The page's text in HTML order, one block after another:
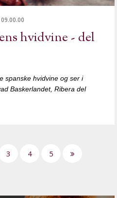
09.00.00
hvidvine - del
spanske hvidvine og ser i
Baskerlandet, Ribera del
3 4 5